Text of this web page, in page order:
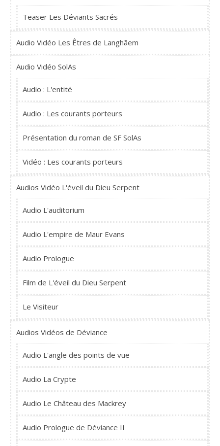
Teaser Les Déviants Sacrés
Audio Vidéo Les Êtres de Langhãem
Audio Vidéo SolAs
Audio : L'entité
Audio : Les courants porteurs
Présentation du roman de SF SolAs
Vidéo : Les courants porteurs
Audios Vidéo L'éveil du Dieu Serpent
Audio L'auditorium
Audio L'empire de Maur Evans
Audio Prologue
Film de L'éveil du Dieu Serpent
Le Visiteur
Audios Vidéos de Déviance
Audio L'angle des points de vue
Audio La Crypte
Audio Le Château des Mackrey
Audio Prologue de Déviance II